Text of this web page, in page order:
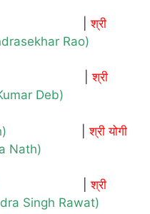
|श्री
Rao)
श्री
Deb)
|श्री योगी
Nath)
|श्री
Singh Rawat)